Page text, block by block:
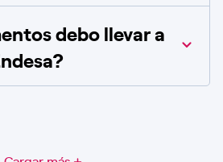
debo llevar a